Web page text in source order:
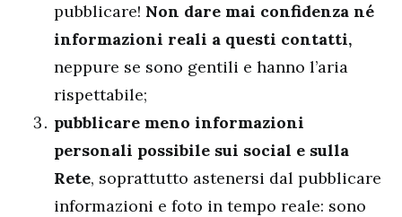
pubblicare! Non dare mai confidenza né
informazioni reali a questi contatti,
neppure se sono gentili e hanno l’aria
rispettabile;
pubblicare meno informazioni
personali possibile sui social e sulla
Rete, soprattutto astenersi dal pubblicare
informazioni e foto in tempo reale: sono